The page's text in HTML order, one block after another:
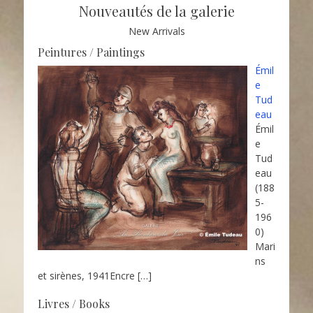
Nouveautés de la galerie
New Arrivals
Peintures / Paintings
Émil
e
Tud
eau
Émil
e
Tud
eau
(188
5-
196
0)
Mari
ns
et sirènes, 1941Encre […]
Livres / Books